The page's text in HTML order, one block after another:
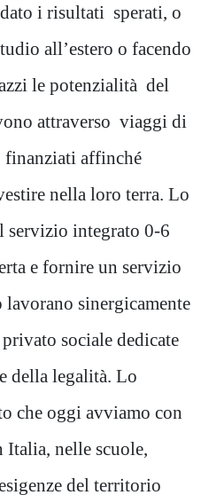
i risultati sperati, o
all’estero o facendo
le potenzialità del
attraverso viaggi di
finanziati affinché
nella loro terra. Lo
servizio integrato 0-6
e fornire un servizio
sinergicamente
sociale dedicate
della legalità. Lo
che oggi avviamo con
nelle scuole,
del territorio